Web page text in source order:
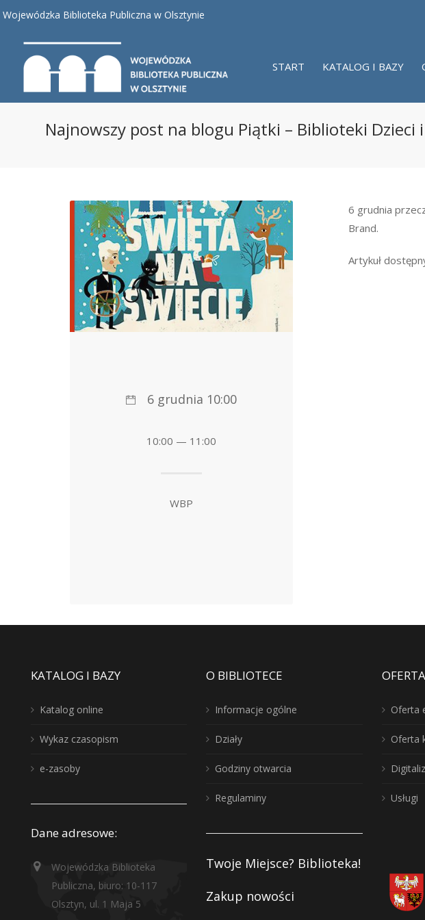
Wojewódzka Biblioteka Publiczna w Olsztynie
START KATALOG I BAZY
Najnowszy post na blogu Piątki – Biblioteki Dzieci i
6 grudnia
Brand.
Artykuł
6 grudnia 10:00
10:00 — 11:00
WBP
KATALOG I BAZY
Katalog online
Wykaz czasopism
e-zasoby
Dane adresowe:
Wojewódzka Biblioteka
Publiczna, biuro: 10-117
Olsztyn, ul. 1 Maja 5
O BIBLIOTECE
Informacje ogólne
Działy
Godziny otwarcia
Regulaminy
Twoje Miejsce? Biblioteka!
Zakup nowości
OFERTA
Oferta
Oferta
Usługi